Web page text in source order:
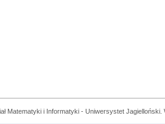
Matematyki i Informatyki - Uniwersystet